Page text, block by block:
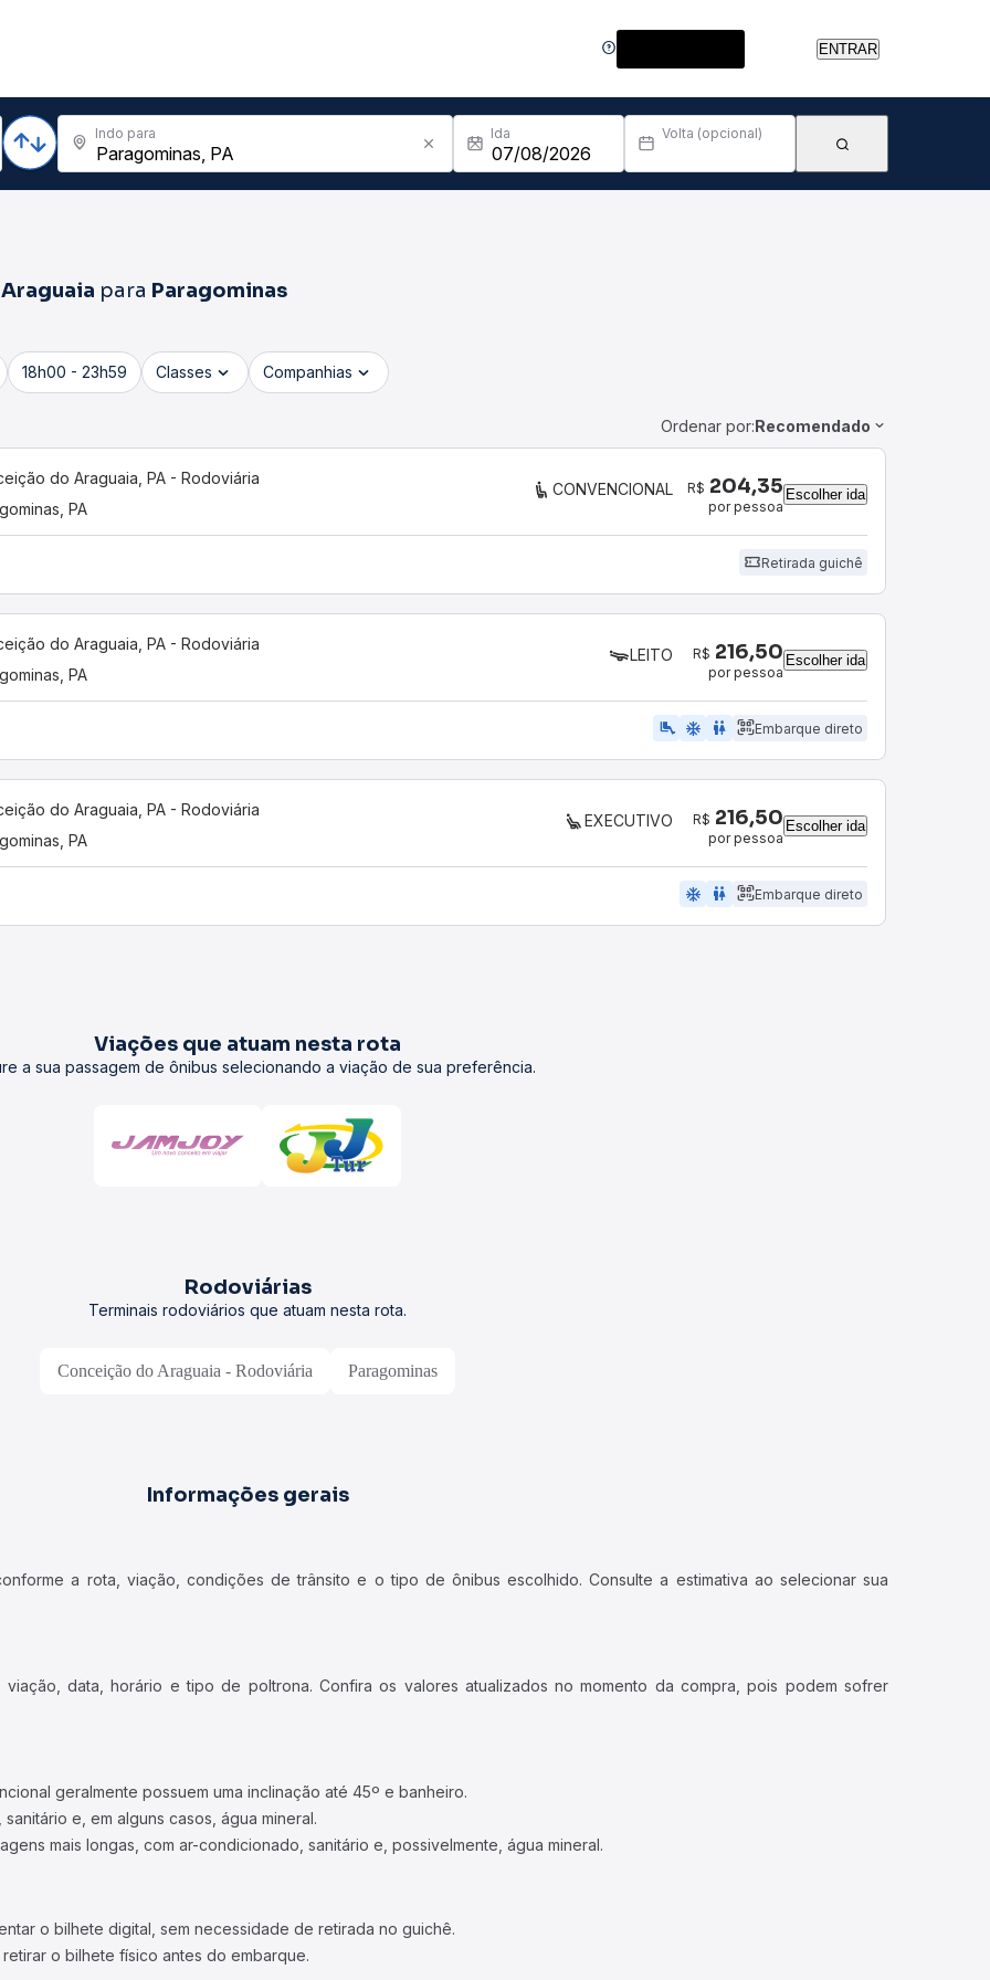
ENTRAR
Indo para Ida Volta (opcional)
para Paragominas
18h00 - 23h59 Classes Companhias
Ordenar por:Recomendado
do Araguaia, PA - Rodoviária
PA
CONVENCIONAL R$ 204,35
por pessoa
Escolher ida
Retirada guichê
do Araguaia, PA - Rodoviária
PA
LEITO R$ 216,50
por pessoa
Escolher ida
airline_seat_legroom_extra ac_unit wc Embarque direto
do Araguaia, PA - Rodoviária
PA
EXECUTIVO R$ 216,50
por pessoa
Escolher ida
ac_unit wc Embarque direto
Viações que atuam nesta rota
a sua passagem de ônibus selecionando a viação de sua preferência.
Rodoviárias
Terminais rodoviários que atuam nesta rota.
Conceição do Araguaia - Rodoviária Paragominas
Informações gerais
a rota, viação, condições de trânsito e o tipo de ônibus escolhido. Consulte a estimativa ao selecionar sua
data, horário e tipo de poltrona. Confira os valores atualizados no momento da compra, pois podem sofrer
geralmente possuem uma inclinação até 45º e banheiro.
e, em alguns casos, água mineral.
mais longas, com ar-condicionado, sanitário e, possivelmente, água mineral.
o bilhete digital, sem necessidade de retirada no guichê.
o bilhete físico antes do embarque.